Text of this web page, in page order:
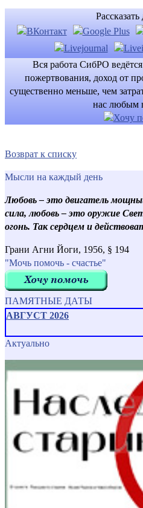
Рассказать
Вся работа СибРО
пожертвования, доход от
существенно меньше, чем
нас любым
Возврат к списку
Мысли на каждый день
Любовь – это двигатель
сила, любовь – это оружие
огонь. Так сердцем и
Грани Агни Йоги, 1956, § 194
"Мочь помочь - счастье"
ПАМЯТНЫЕ ДАТЫ
АВГУСТ 2026
Актуально